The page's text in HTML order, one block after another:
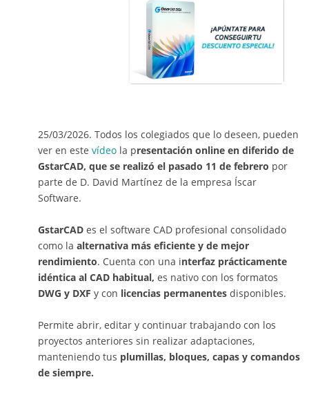
25/03/2026. Todos los colegiados que lo deseen, pueden
ver en este vídeo la presentación online en diferido de
GstarCAD, que se realizó el pasado 11 de febrero por
parte de D. David Martínez de la empresa Íscar
Software.
GstarCAD es el software CAD profesional consolidado
como la alternativa más eficiente y de mejor
rendimiento. Cuenta con una interfaz prácticamente
idéntica al CAD habitual, es nativo con los formatos
DWG y DXF y con licencias permanentes disponibles.
Permite abrir, editar y continuar trabajando con los
proyectos anteriores sin realizar adaptaciones,
manteniendo tus plumillas, bloques, capas y comandos
de siempre.